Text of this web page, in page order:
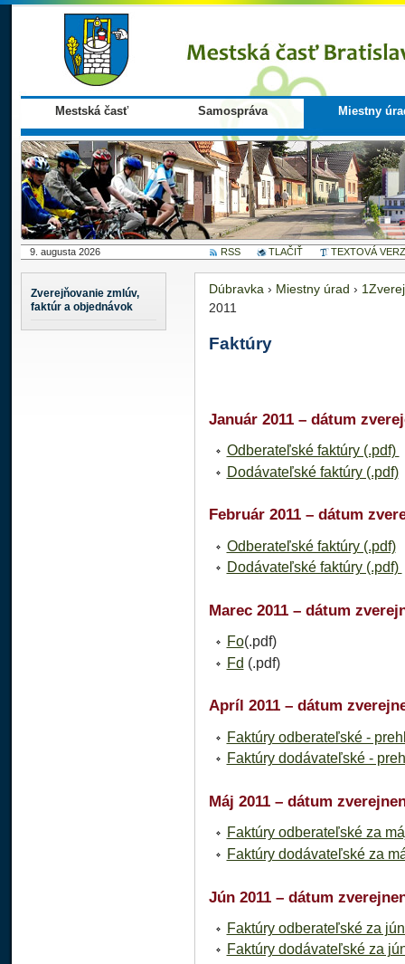
Mestská časť Samospráva Miestny
9. augusta 2026 RSS TLAČIŤ TEXTOVÁ
Zverejňovanie zmlúv,
faktúr a objednávok
Dúbravka › Miestny úrad ›
2011
Faktúry
Január 2011 – dátum
Odberateľské faktúry (.pdf)
Dodávateľské faktúry (.pdf)
Február 2011 – dátum
Odberateľské faktúry (.pdf)
Dodávateľské faktúry (.pdf)
Marec 2011 – dátum
Fo(.pdf)
Fd (.pdf)
Apríl 2011 – dátum
Faktúry odberateľské -
Faktúry dodávateľské -
Máj 2011 – dátum
Faktúry odberateľské za
Faktúry dodávateľské za
Jún 2011 – dátum
Faktúry odberateľské za
Faktúry dodávateľské za